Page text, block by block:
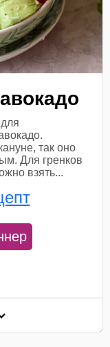
так оно
Для гренков
взять...